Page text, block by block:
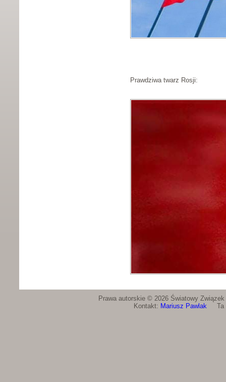
Prawdziwa twarz Rosji:
Prawa autorskie © 2026 Światowy
Kontakt: Mariusz PawlakTa